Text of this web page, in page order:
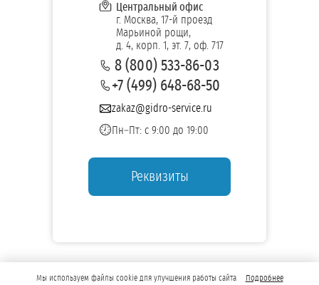
Центральный офис
г. Москва, 17-й проезд
Марьиной рощи,
д. 4, корп. 1, эт. 7, оф. 717
8 (800) 533-86-03
+7 (499) 648-68-50
zakaz@gidro-service.ru
Пн–Пт: с 9:00 до 19:00
Реквизиты
Мы используем файлы cookie для улучшения работы сайта Подробнее